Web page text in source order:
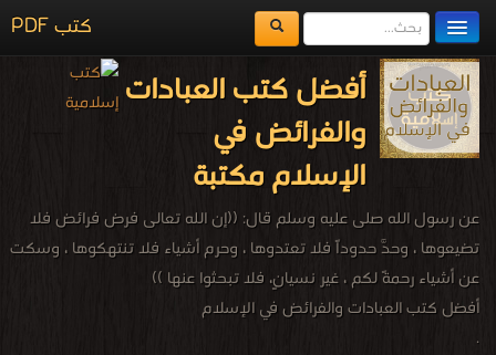
كتب PDF
مكتبة الكتب
المكتبات
يُقرأ حالياً
اضف كتاب
أفضل كتب العبادات
والفرائض في
الإسلام مكتبة
عن رسول الله صلى عليه وسلم قال: ((إن الله تعالى فرض فرائض فلا
تضيعوها ، وحدَّ حدوداً فلا تعتدوها ، وحرم أشياء فلا تنتهكوها ، وسكت
عن أشياء رحمةً لكم ، غير نسيانٍ، فلا تبحثوا عنها ))
أفضل كتب العبادات والفرائض في الإسلام
.